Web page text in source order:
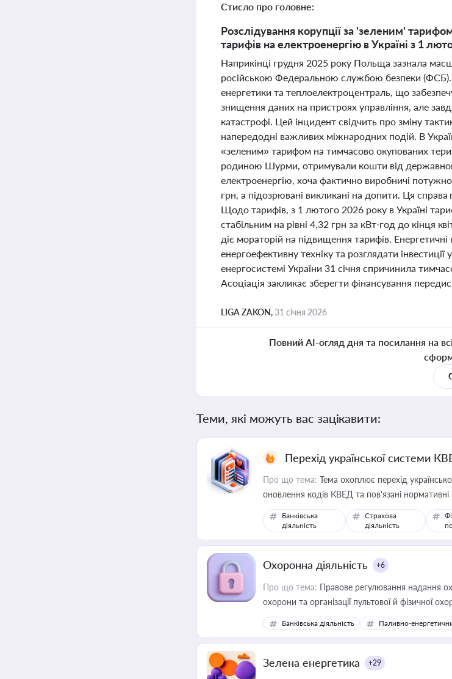
Стисло про головне:
Розслідування корупції за 'зеленим'
тарифів на електроенергію в Україні з 1
Наприкінці грудня 2025 року Польща зазнала
російською Федеральною службою безпеки (ФСБ).
енергетики та теплоелектроцентраль, що
знищення даних на пристроях управління, але
катастрофі. Цей інцидент свідчить про зміну
напередодні важливих міжнародних подій. В
«зеленим» тарифом на тимчасово окупованих
родиною Шурми, отримували кошти від
електроенергію, хоча фактично виробничі
грн, а підозрювані викликані на допити. Ця
Щодо тарифів, з 1 лютого 2026 року в Україні
стабільним на рівні 4,32 грн за кВт·год до кінця
діє мораторій на підвищення тарифів.
енергоефективну техніку та розглядати
енергосистемі України 31 січня спричинила
Асоціація закликає зберегти фінансування
LIGA ZAKON,31 січня 2026
Повний AI-огляд дня та посилання на
Теми, які можуть вас зацікавити:
Перехід української системи
Про що тема: Тема охоплює перехід
оновлення кодів КВЕД та пов'язані нормативні
Банківська
діяльність
Страхова
діяльність
Охоронна діяльність +6
Про що тема: Правове регулювання надання
охорони та організації пультової й фізичної
Банківська діяльність Паливно-
Зелена енергетика +29